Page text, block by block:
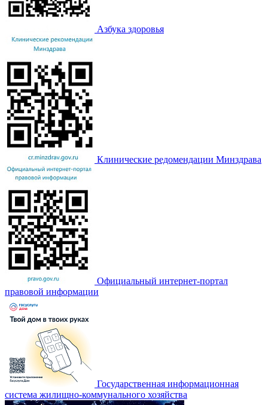
Азбука здоровья
Клинические редомендации Минздрава
Официальный интернет-портал
правовой информации
Государственная информационная
система жилищно-коммунального хозяйства